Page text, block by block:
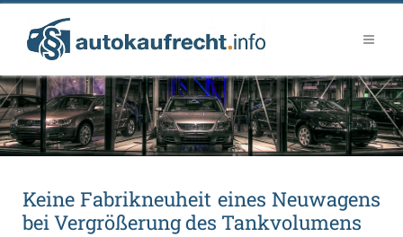
Kei­ne Fa­brik­neu­heit ei­nes Neu­wa­gens
bei Ver­grö­ße­rung des Tank­vo­lu­mens